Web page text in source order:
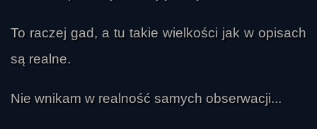
To raczej gad, a tu takie wielkości jak w opisach
są realne.
Nie wnikam w realność samych obserwacji...